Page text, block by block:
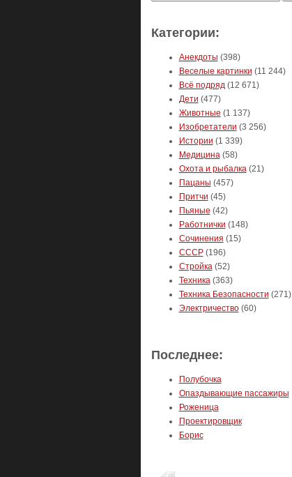
Категории:
Анекдоты (398)
Веселые картинки (11 244)
Всё подряд(12 671)
Дети (477)
Животные (1 137)
Изобретатели (3 256)
Истории (1 339)
Медицина(58)
Охота и рыбалка(21)
Пацаны (457)
Притчи (45)
Пьяные (42)
Работнички (148)
Сочинения (15)
СССР(196)
Стройка(52)
Техника(363)
Техника Безопасности (271)
Электричество(60)
Последнее:
Полубочка
Опаздывающие пассажиры
Роженица
Проектировщик
Борис